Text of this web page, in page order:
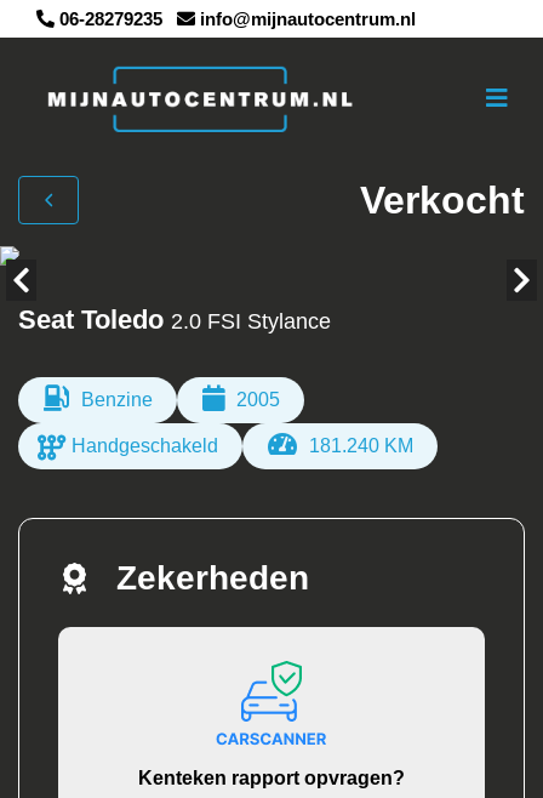
06-28279235 info@mijnautocentrum.nl
Verkocht
Seat Toledo 2.0 FSI Stylance
Benzine 2005
Handgeschakeld 181.240 KM
Zekerheden
Kenteken rapport opvragen?